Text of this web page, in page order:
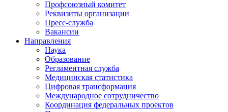
Профсоюзный комитет
Реквизиты организации
Пресс-служба
Вакансии
Направления
Наука
Образование
Регламентная служба
Медицинская статистика
Цифровая трансформация
Международное сотрудничество
Координация федеральных проектов